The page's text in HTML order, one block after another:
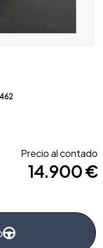
Precio al contado
14.900 €